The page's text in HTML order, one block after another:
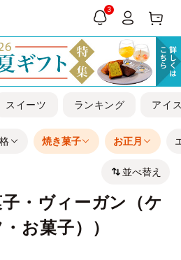
3
スイーツ ランキング アイ
焼き菓子 お正月
並べ替え
・ヴィーガン（ケ
お菓子））